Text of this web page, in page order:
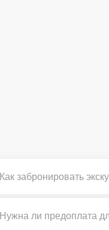
Как забронировать
Нужна ли предоплата